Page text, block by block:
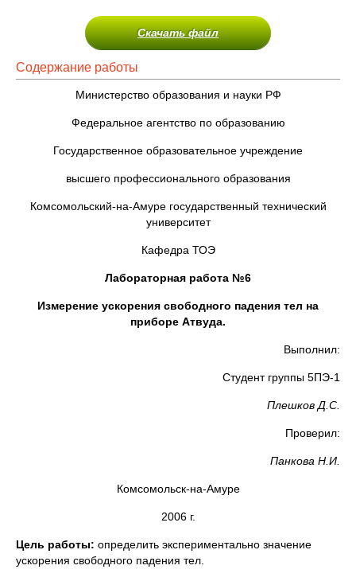
Скачать файл
Содержание работы
Министерство образования и науки РФ
Федеральное агентство по образованию
Государственное образовательное учреждение
высшего профессионального образования
Комсомольский-на-Амуре государственный технический
университет
Кафедра ТОЭ
Лабораторная работа №6
Измерение ускорения свободного падения тел на
приборе Атвуда.
Выполнил:
Студент группы 5ПЭ-1
Плешков Д.С.
Проверил:
Панкова Н.И.
Комсомольск-на-Амуре
2006 г.
Цель работы: определить экспериментально значение
ускорения свободного падения тел.